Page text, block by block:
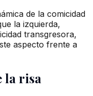
de la comicidad
la izquierda,
transgresora,
aspecto frente a
la risa